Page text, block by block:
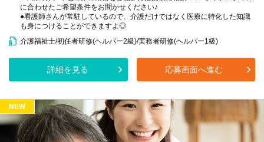
に合わせたご希望条件をお聞かせください♪
●看護師さんが常駐しているので、介護だけではなく医療に特化した知識
も身につけることができますよ◎
介護福祉士/初任者研修(ヘルパー2級)/実務者研修(ヘルパー1級)
詳細を見る 応募画面へ進む
NEW